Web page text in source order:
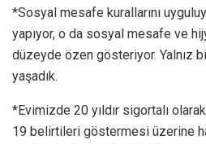
*Sosyal mesafe kurallarını
yapıyor, o da sosyal mesafe ve
düzeyde özen gösteriyor. Yalnız
yaşadık.
*Evimizde 20 yıldır sigortalı
19 belirtileri göstermesi üzerine